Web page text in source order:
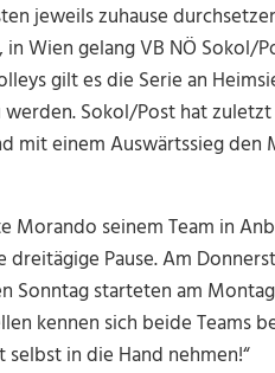
jeweils zuhause
Wien gelang VB NÖ Sokol/
gilt es die Serie an
Sokol/Post hat
mit einem Auswärtssieg den
Morando seinem Team in
Pause. Am
Sonntag starteten am
kennen sich beide Teams
in die Hand nehmen!“